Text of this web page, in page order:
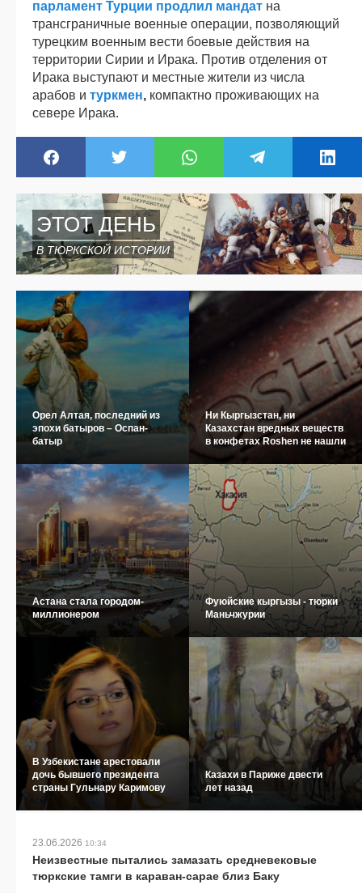
парламент Турции продлил мандат на
трансграничные военные операции, позволяющий
турецким военным вести боевые действия на
территории Сирии и Ирака. Против отделения от
Ирака выступают и местные жители из числа
арабов и туркмен, компактно проживающих на
севере Ирака.
ЭТОТ ДЕНЬ
В ТЮРКСКОЙ ИСТОРИИ
Орел Алтая, последний из
эпохи батыров – Оспан-
батыр
Ни Кыргызстан, ни
Казахстан вредных веществ
в конфетах Roshen не нашли
Астана стала городом-
миллионером
Фуюйские кыргызы - тюрки
Маньчжурии
В Узбекистане арестовали
дочь бывшего президента
страны Гульнару Каримову
Казахи в Париже двести
лет назад
23.06.2026 10:34
Неизвестные пытались замазать средневековые
тюркские тамги в караван-сарае близ Баку